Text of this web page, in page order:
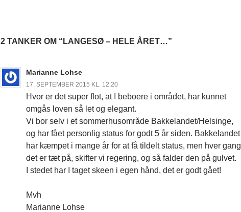
2 TANKER OM “LANGESØ – HELE ÅRET…”
Marianne Lohse
17. SEPTEMBER 2015 KL. 12:20
Hvor er det super flot, at I beboere i området, har kunnet
omgås loven så let og elegant.
Vi bor selv i et sommerhusområde Bakkelandet/Helsinge,
og har fået personlig status for godt 5 år siden. Bakkelandet
har kæmpet i mange år for at få tildelt status, men hver gang
det er tæt på, skifter vi regering, og så falder den på gulvet.
I stedet har I taget skeen i egen hånd, det er godt gået!
Mvh
Marianne Lohse